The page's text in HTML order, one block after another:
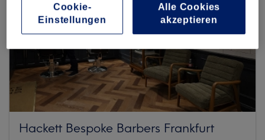
Hackett Bespoke Barbers Frankfurt
Cookie-
Einstellungen
Alle Cookies
akzeptieren